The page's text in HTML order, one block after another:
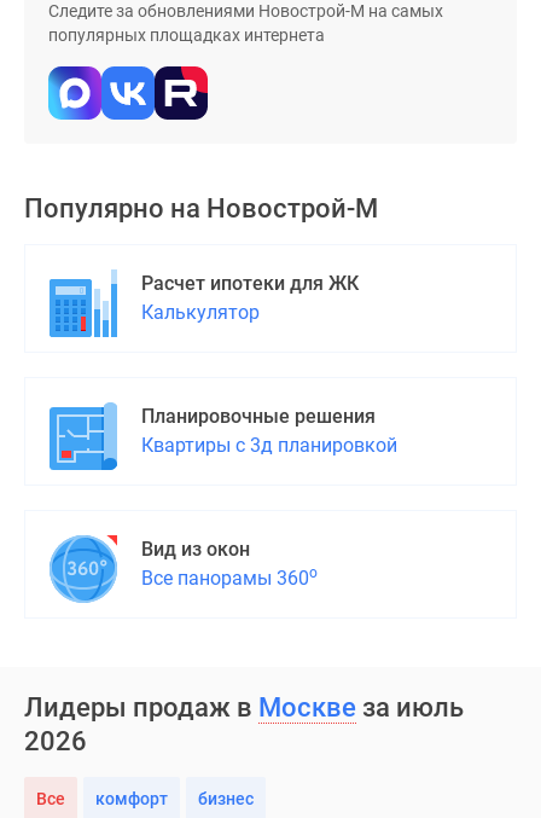
поселки
водоема
Коттеджные
ипотеку
Коттеджи
Скидки
Следите за обновлениями Новострой-М на самых
популярных площадках интернета
Популярно на Новострой-М
Расчет ипотеки для ЖК
Калькулятор
Планировочные решения
Квартиры с 3д планировкой
Вид из окон
Все панорамы 360о
Лидеры продаж в Москве за июль
2026
Все комфорт бизнес